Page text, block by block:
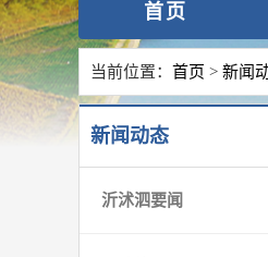
首页
当前位置： 首页 > 新闻
新闻动态
沂沭泗要闻